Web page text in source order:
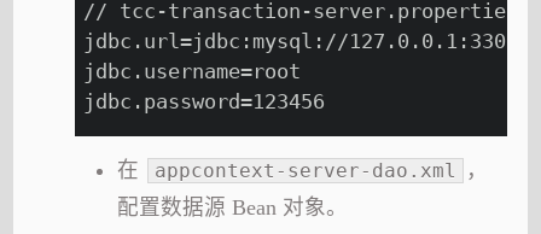
// tcc-transaction-server.properties
jdbc.url=jdbc:mysql://127.0.0.1:33061/
jdbc.username=root
jdbc.password=123456
在 appcontext-server-dao.xml
，
配置数据源 Bean 对象。